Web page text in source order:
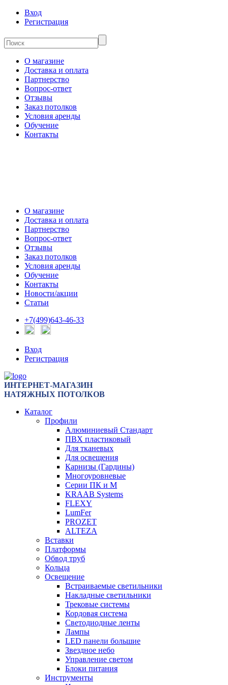
Вход
Регистрация
О магазине
Доставка и оплата
Партнерство
Вопрос-ответ
Отзывы
Заказ потолков
Условия аренды
Обучение
Контакты
О магазине
Доставка и оплата
Партнерство
Вопрос-ответ
Отзывы
Заказ потолков
Условия аренды
Обучение
Контакты
Новости/акции
Статьи
+7(499)643-46-33
Вход
Регистрация
ИНТЕРНЕТ-МАГАЗИН
НАТЯЖНЫХ ПОТОЛКОВ
Каталог
Профили
Алюминиевый Стандарт
ПВХ пластиковый
Для тканевых
Для освещения
Карнизы (Гардины)
Многоуровневые
Серии ПК и М
KRAAB Systems
FLEXY
LumFer
PROZET
ALTEZA
Вставки
Платформы
Обвод труб
Кольца
Освещение
Встраиваемые светильники
Накладные светильники
Трековые системы
Кордовая система
Светодиодные ленты
Лампы
LED панели большие
Звездное небо
Управление светом
Блоки питания
Инструменты